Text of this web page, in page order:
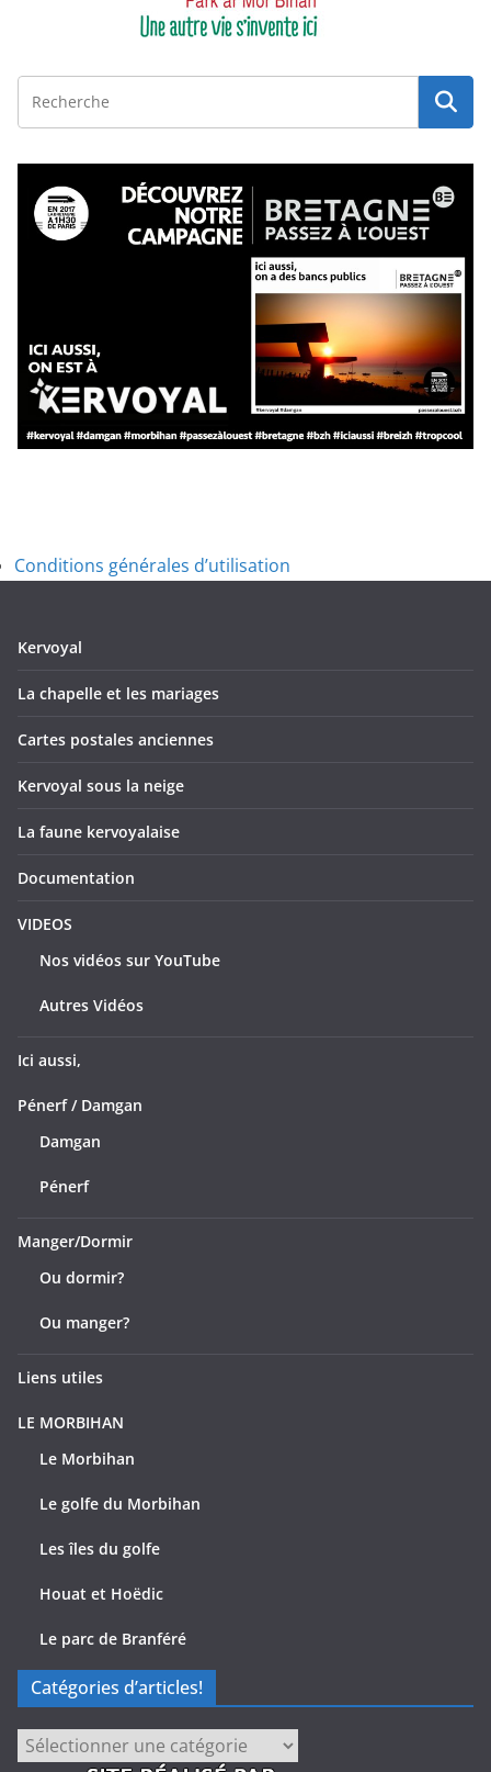
Conditions générales d’utilisation
Kervoyal
La chapelle et les mariages
Cartes postales anciennes
Kervoyal sous la neige
La faune kervoyalaise
Documentation
VIDEOS
Nos vidéos sur YouTube
Autres Vidéos
Ici aussi,
Pénerf / Damgan
Damgan
Pénerf
Manger/Dormir
Ou dormir?
Ou manger?
Liens utiles
LE MORBIHAN
Le Morbihan
Le golfe du Morbihan
Les îles du golfe
Houat et Hoëdic
Le parc de Branféré
Catégories d’articles!
Catégories